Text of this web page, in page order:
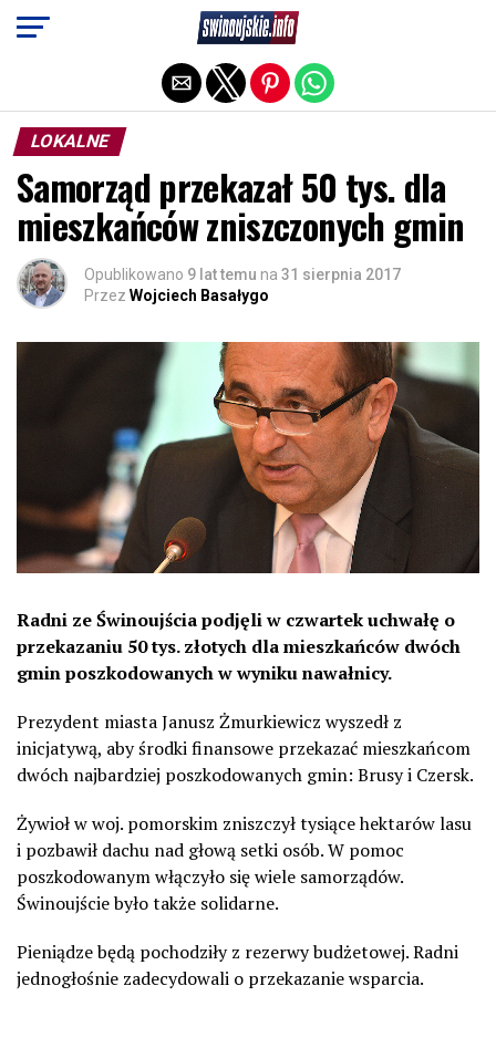
LOKALNE
Samorząd przekazał 50 tys. dla
mieszkańców zniszczonych gmin
Opublikowano 9 lat temu na 31 sierpnia 2017
Przez Wojciech Basałygo
Radni ze Świnoujścia podjęli w czwartek uchwałę o
przekazaniu 50 tys. złotych dla mieszkańców dwóch
gmin poszkodowanych w wyniku nawałnicy.
Prezydent miasta Janusz Żmurkiewicz wyszedł z
inicjatywą, aby środki finansowe przekazać mieszkańcom
dwóch najbardziej poszkodowanych gmin: Brusy i Czersk.
Żywioł w woj. pomorskim zniszczył tysiące hektarów lasu
i pozbawił dachu nad głową setki osób. W pomoc
poszkodowanym włączyło się wiele samorządów.
Świnoujście było także solidarne.
Pieniądze będą pochodziły z rezerwy budżetowej. Radni
jednogłośnie zadecydowali o przekazanie wsparcia.
Exit mobile version